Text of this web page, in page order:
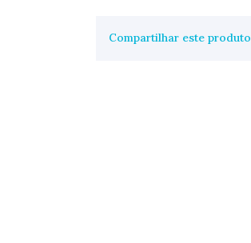
Compartilhar este produto